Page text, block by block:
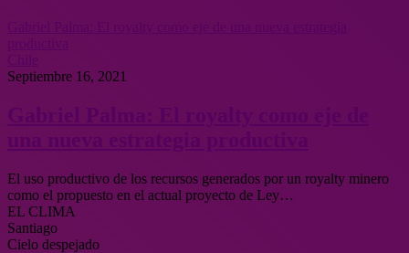
Septiembre 16, 2021
El uso productivo de los recursos generados por un royalty minero
como el propuesto en el actual proyecto de Ley…
EL CLIMA
Santiago
Cielo despejado